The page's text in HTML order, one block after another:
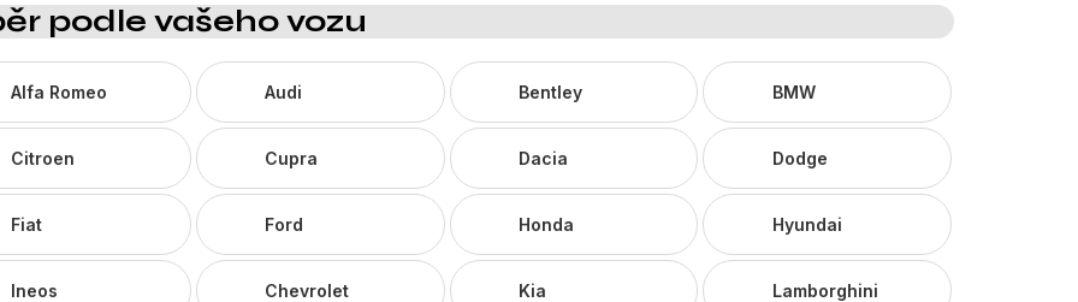
podle vašeho vozu
Alfa Romeo Audi Bentley BMW
Citroen Cupra Dacia Dodge
Fiat Ford Honda Hyundai
Ineos Chevrolet Kia Lamborghini